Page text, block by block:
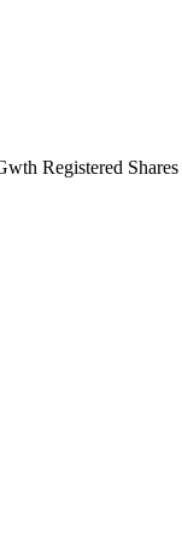
Registered